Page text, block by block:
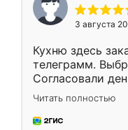
3 августа
Кухню здесь
телеграмм.
Согласовали
недели кухня
довольны
мебель за
Читать полностью